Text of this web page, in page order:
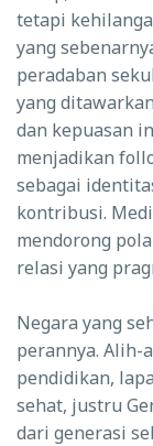
tetapi
yang
peradaban
yang
dan kepuasan
menjadikan
sebagai
kontribusi.
mendorong
relasi yang
Negara yang
perannya. Alih-
pendidikan,
sehat, justru
dari generasi